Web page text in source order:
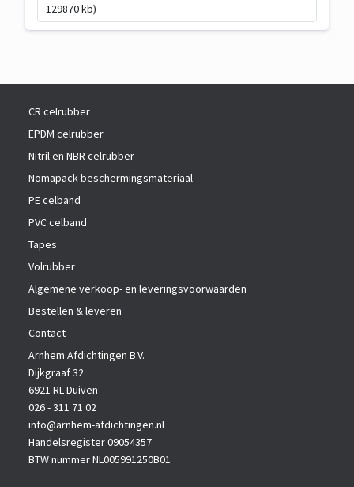
129870 kb)
CR celrubber
EPDM celrubber
Nitril en NBR celrubber
Nomapack beschermingsmateriaal
PE celband
PVC celband
Tapes
Volrubber
Algemene verkoop- en leveringsvoorwaarden
Bestellen & leveren
Contact
Arnhem Afdichtingen B.V.
Dijkgraaf 32
6921 RL Duiven
026 - 311 71 02
info@arnhem-afdichtingen.nl
Handelsregister 09054357
BTW nummer NL005991250B01